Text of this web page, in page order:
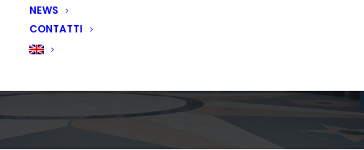
NEWS
CONTATTI